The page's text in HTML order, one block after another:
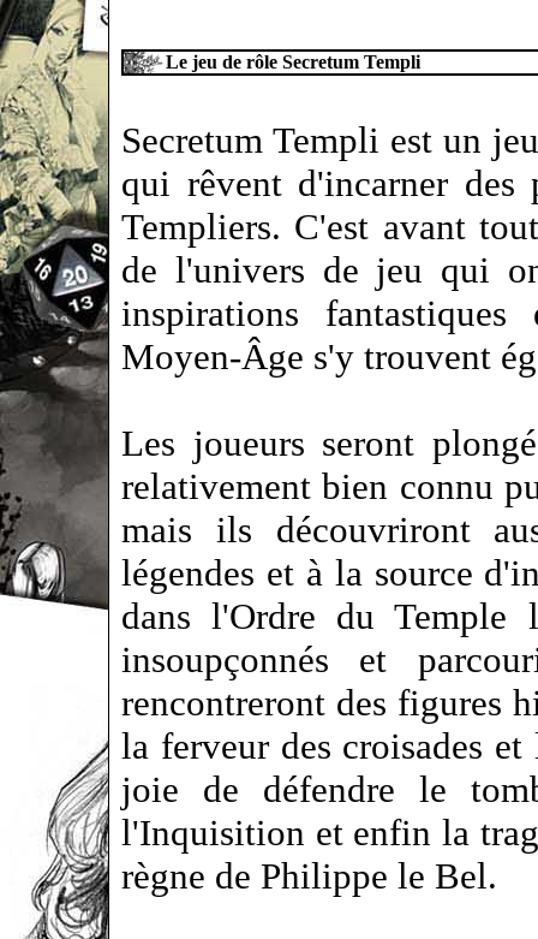
Le jeu de rôle Secretum Templi
Secretum Templi est un
qui rêvent d'incarner des
Templiers. C'est avant
de l'univers de jeu qui
inspirations
Moyen-Âge s'y trouvent
Les joueurs seront
relativement bien connu
mais ils découvriront
légendes et à la source
dans l'Ordre du Temple
insoupçonnés et
rencontreront des figures
la ferveur des croisades
joie de défendre le
l'Inquisition et enfin la
règne de Philippe le Bel.